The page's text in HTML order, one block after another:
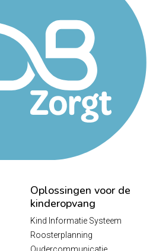
Oplossingen voor de
kinderopvang
Kind Informatie Systeem
Roosterplanning